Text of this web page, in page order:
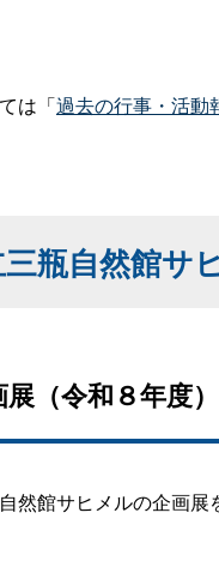
は「過去の行事・活動
瓶自然館サ
（令和８年度）
然館サヒメルの企画展